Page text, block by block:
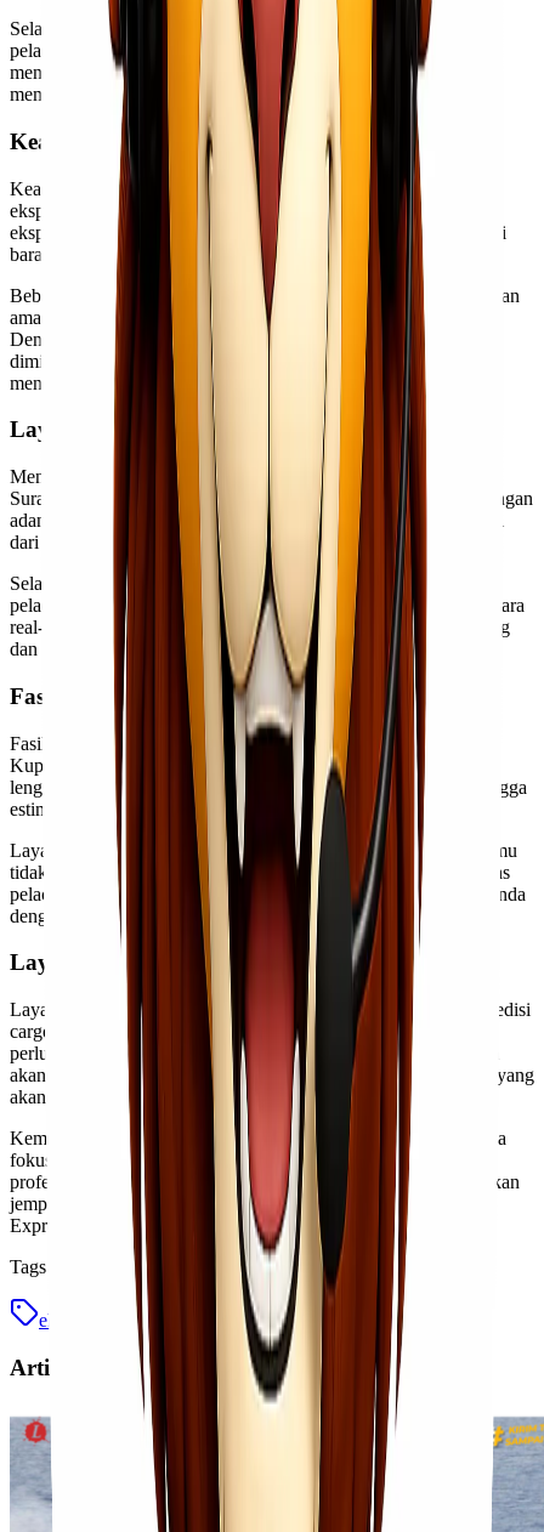
Selain itu, pastikan mereka menawarkan layanan asuransi dan
pelacakan. Dengan adanya fitur ini, kamu bisa lebih tenang
mengetahui status kiriman kapan saja. Layanan
pelacakan
membantu menghindari masalah saat pengiriman berlangsung.
Keamanan Pengiriman
Keamanan pengiriman adalah aspek penting dalam memilih
ekspedisi cargo murah Surabaya ke Kupang. Pastikan pihak
ekspedisi memiliki sistem keamanan yang baik untuk melindungi
barang kamu selama proses pengiriman.
Beberapa layanan menawarkan fitur tambahan seperti pengemasan
aman dan perawatan khusus bagi barang berharga atau sensitif.
Dengan begitu, risiko kerusakan atau kehilangan dapat
diminimalisir, sehingga kamu merasa lebih tenang saat
menggunakan jasa mereka.
Layanan Asuransi dan Tracking
Menggunakan layanan asuransi pada ekspedisi cargo murah
Surabaya ke Kupang memberikan rasa aman bagi pengirim. Dengan
adanya perlindungan ini, barang berharga kamu akan terlindungi
dari risiko kerusakan atau kehilangan selama proses pengiriman.
Selain itu, fitur tracking juga sangat penting. Dengan layanan
pelacakan barang, kamu dapat memantau perjalanan kiriman secara
real-time. Hal ini memungkinkan kamu mengetahui lokasi barang
dan memperkirakan waktu kedatangan dengan lebih akurat.
Fasilitas dan Layanan Ekspedisi
Fasilitas yang ditawarkan oleh ekspedisi cargo murah Surabaya
Kupang sangat beragam. Kamu bisa mendapatkan informasi
lengkap tentang layanan pengiriman, mulai dari jenis barang hingga
estimasi waktu tiba.
Layanan jemput barang juga menjadi nilai tambah, sehingga kamu
tidak perlu repot mengantar barang ke gudang. Selain itu, fasilitas
pelacakan barang membantu memastikan keberadaan kiriman Anda
dengan mudah dan cepat.
Layanan Jemput Barang atau Pick Up
Layanan jemput barang merupakan fasilitas penting dalam ekspedisi
cargo murah Surabaya ke Kupang. Dengan jasa ini, kamu tidak
perlu repot membawa barang langsung ke kantor ekspedisi. Tim
akan datang langsung ke lokasi kamu untuk mengambil barang yang
akan dikirim.
Kemudahan ini sangat menghemat waktu dan tenaga. Kamu bisa
fokus pada hal lain sementara pengiriman barang ditangani oleh
profesional. Pastikan memilih penyedia layanan yang menawarkan
jemput barang secara efisien dan tepat waktu, seperti Lionel
Express! Kirim tanpa ribet, sampai lebih cepat.
Tags
ekspedisi cargo murah surabaya kupang
Artikel Terkait